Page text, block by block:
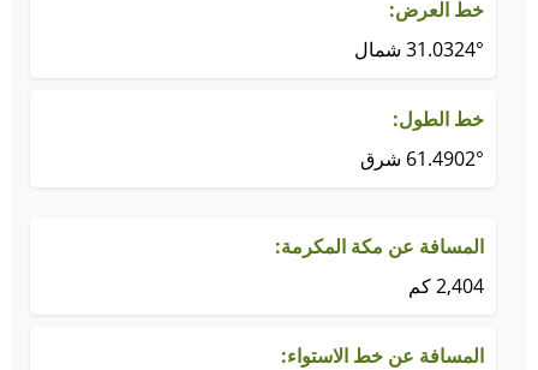
خط العرض:
31.0324° شمال
خط الطول:
61.4902° شرق
المسافة عن مكة المكرمة:
2,404 كم
المسافة عن خط الاستواء: